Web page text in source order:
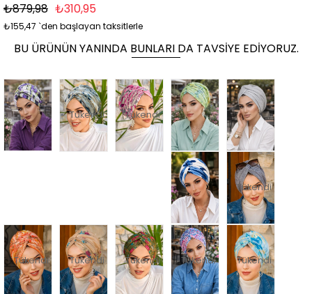
₺879,98 ₺310,95
₺155,47 `den başlayan taksitlerle
BU ÜRÜNÜN YANINDA BUNLARI DA TAVSIYE EDIYORUZ.
Tükendi Tükendi
Tükendi
Tükendi Tükendi Tükendi Tükendi Tükendi